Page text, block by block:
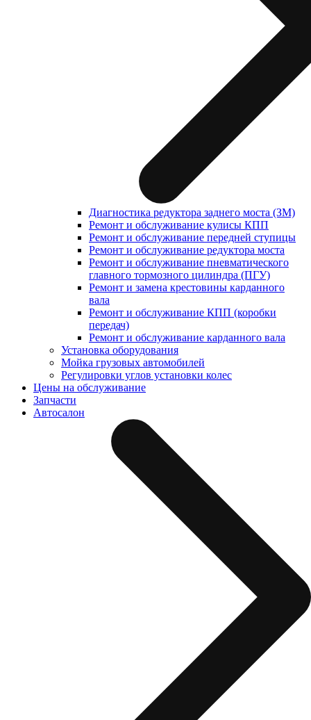
Диагностика редуктора заднего моста (ЗМ)
Ремонт и обслуживание кулисы КПП
Ремонт и обслуживание передней ступицы
Ремонт и обслуживание редуктора моста
Ремонт и обслуживание пневматического
главного тормозного цилиндра (ПГУ)
Ремонт и замена крестовины карданного
вала
Ремонт и обслуживание КПП (коробки
передач)
Ремонт и обслуживание карданного вала
Установка оборудования
Мойка грузовых автомобилей
Регулировки углов установки колес
Цены на обслуживание
Запчасти
Автосалон